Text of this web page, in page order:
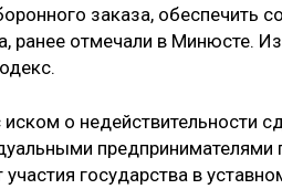
заказа, обеспечить
ранее отмечали в Минюсте.
о недействительности
предпринимателями
государства в